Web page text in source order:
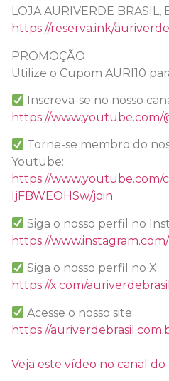
LOJA AURIVERDE BRASIL,
https://reserva.ink/
PROMOÇÃO
Utilize o Cupom AURI10
Inscreva-se no nosso
https://www.youtube.com/
Torne-se membro do
Youtube:
https://www.youtube.com/
ljFBWEOHSw/join
Siga o nosso perfil no
https://
Siga o nosso perfil no X:
https://x.com/auriverdebrasil
Acesse o nosso site:
https://
Veja este vídeo no canal